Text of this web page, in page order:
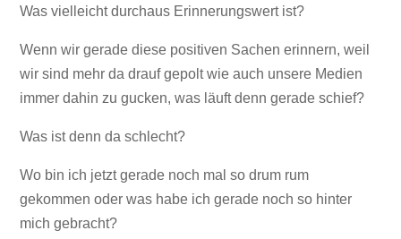
Was vielleicht durchaus Erinnerungswert ist?
Wenn wir gerade diese positiven Sachen erinnern, weil
wir sind mehr da drauf gepolt wie auch unsere Medien
immer dahin zu gucken, was läuft denn gerade schief?
Was ist denn da schlecht?
Wo bin ich jetzt gerade noch mal so drum rum
gekommen oder was habe ich gerade noch so hinter
mich gebracht?